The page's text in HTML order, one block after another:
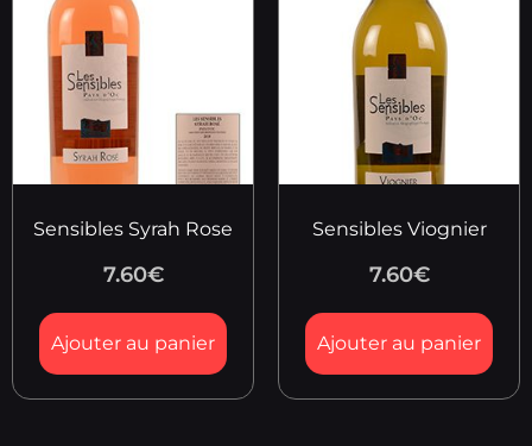
Sensibles Syrah Rose
7.60€
Ajouter au panier
Sensibles Viognier
7.60€
Ajouter au panier